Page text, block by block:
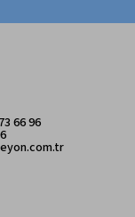
66 96